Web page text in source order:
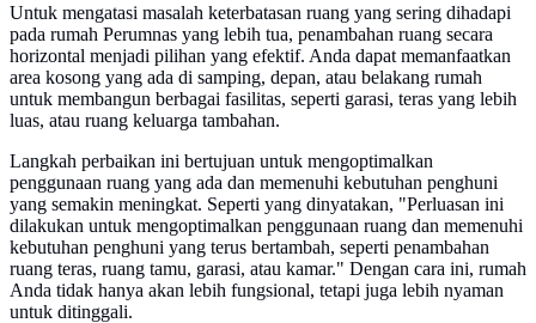
Untuk mengatasi masalah keterbatasan ruang yang sering dihadapi
pada rumah Perumnas yang lebih tua, penambahan ruang secara
horizontal menjadi pilihan yang efektif. Anda dapat memanfaatkan
area kosong yang ada di samping, depan, atau belakang rumah
untuk membangun berbagai fasilitas, seperti garasi, teras yang lebih
luas, atau ruang keluarga tambahan.
Langkah perbaikan ini bertujuan untuk mengoptimalkan
penggunaan ruang yang ada dan memenuhi kebutuhan penghuni
yang semakin meningkat. Seperti yang dinyatakan, "Perluasan ini
dilakukan untuk mengoptimalkan penggunaan ruang dan memenuhi
kebutuhan penghuni yang terus bertambah, seperti penambahan
ruang teras, ruang tamu, garasi, atau kamar." Dengan cara ini, rumah
Anda tidak hanya akan lebih fungsional, tetapi juga lebih nyaman
untuk ditinggali.